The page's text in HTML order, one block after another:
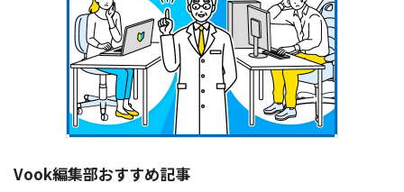
Vook編集部おすすめ記事